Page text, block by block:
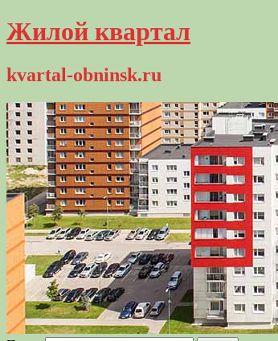
Жилой квартал
kvartal-obninsk.ru